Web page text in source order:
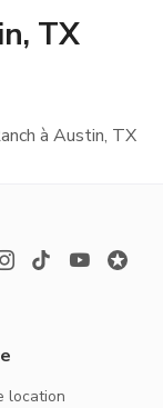
TX
à Austin, TX
location